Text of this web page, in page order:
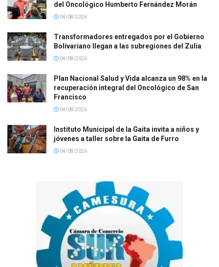
del Oncológico Humberto Fernández Morán
04/08/2026
Transformadores entregados por el Gobierno
Bolivariano llegan a las subregiones del Zulia
04/08/2026
Plan Nacional Salud y Vida alcanza un 98% en la
recuperación integral del Oncológico de San
Francisco
04/08/2026
Instituto Municipal de la Gaita invita a niños y
jóvenes a taller sobre la Gaita de Furro
04/08/2026